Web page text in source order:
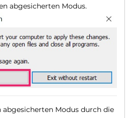
abgesicherten Modus.
abgesicherten Modus durch die